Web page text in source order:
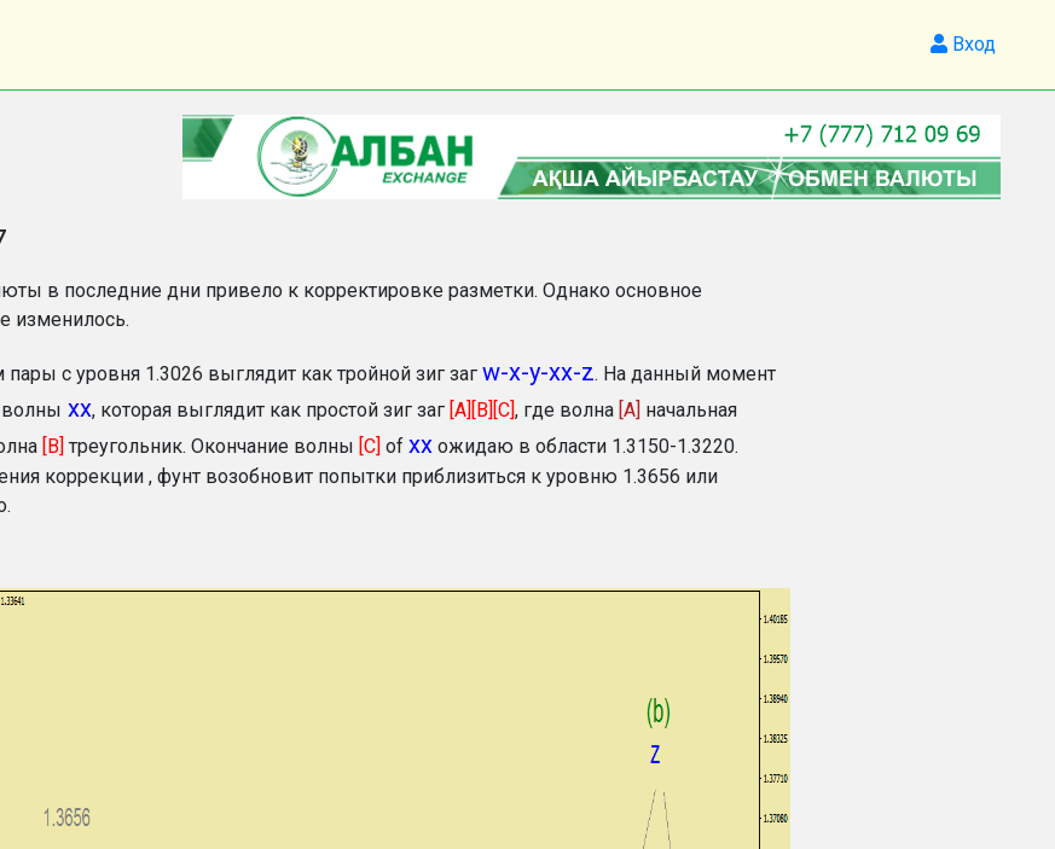
Вход
в последние дни привело к корректировке разметки. Однако основное
изменилось.
с уровня 1.3026 выглядит как тройной зиг заг w-x-y-xx-z. На данный момент
волны хх, которая выглядит как простой зиг заг [A][B][C], где волна [A] начальная
[B] треугольник. Окончание волны [C] of xx ожидаю в области 1.3150-1.3220.
коррекции , фунт возобновит попытки приблизиться к уровню 1.3656 или